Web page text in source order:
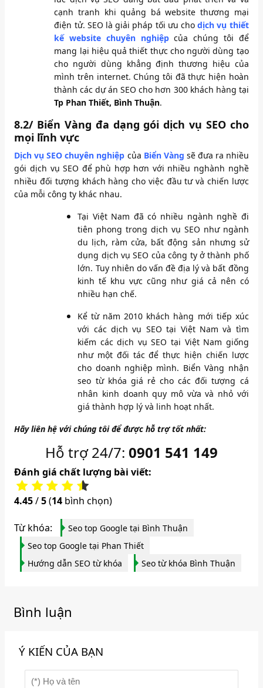
cạnh tranh khi quảng bá website thương mại
điện tử. SEO là giải pháp tối ưu chodịch vụ thiết
kế website chuyên nghiệpcủa chúng tôi để
mang lại hiệu quả thiết thực cho người dùng tạo
cho người dùng khẳng định thương hiệu của
mình trên internet. Chúng tôi đã thực hiện hoàn
thành các dự án SEO cho hơn 300 khách hàng tại
Tp Phan Thiết, Bình Thuận.
8.2/ Biển Vàng đa dạng gói dịch vụ SEO cho
mọi lĩnh vực
Dịch vụ SEO chuyên nghiệp của Biển Vàng sẽ đưa ra nhiều
gói dịch vụ SEO để phù hợp hơn với nhiều nghành nghề
nhiều đối tượng khách hàng cho việc đầu tư và chiến lược
của mỗi công ty khác nhau.
Tại Việt Nam đã có nhiều ngành nghề đi
tiên phong trong dịch vụ SEO như ngành
du lịch, ràm cửa, bất động sản nhưng sử
dụng dịch vụ SEO của công ty ở thành phố
lớn. Tuy nhiên do vấn đề địa lý và bất đồng
kinh tế khu vực cũng như giá cả nên có
nhiều hạn chế.
Kể từ năm 2010 khách hàng mới tiếp xúc
với các dịch vụ SEO tại Việt Nam và tìm
kiếm các dịch vụ SEO tại Việt Nam giống
như một đối tác để thực hiện chiến lược
cho doanh nghiệp mình. Biển Vàng nhận
seo từ khóa giá rẻ cho các đối tượng cá
nhân kinh doanh quy mô vừa và nhỏ với
giá thành hợp lý và linh hoạt nhất.
​Hãy liên hệ với chúng tôi để được hỗ trợ tốt nhất:
Hỗ trợ 24/7: 0901 541 149
Đánh giá chất lượng bài viết:
4.45/5(14 bình chọn)
Từ khóa:
Seo top Google tại Bình Thuận
Seo top Google tại Phan Thiết
Hướng dẫn SEO từ khóa
Seo từ khóa Bình Thuận
Bình luận
Ý KIẾN CỦA BẠN